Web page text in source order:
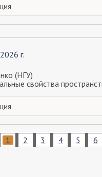
г.
(НГУ)
свойства
Текущая
страница
1 Page
2 Page
3 Page
4 Page
5 6